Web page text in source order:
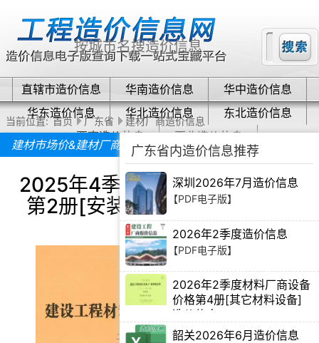
直辖市造价信息 华南造价信息
华中造价信息
华东造价信息
华北造价信息
东北造价信息
西南造价信息
西北造价信息
当前位置: 首页 广东省 建材厂商造价信息
建材市场价&建材厂商报价
2025年4季度材料厂商设备价格
第2册[安装材料]上部造价信息
广东省内造价信息推荐
深圳2026年7月造价信息
【PDF电子版】
2026年2季度造价信息
【PDF电子版】
2026年2季度材料厂商设备
价格第4册[其它材料设备]
造价信息
【PDF电子版】
韶关2026年6月造价信息